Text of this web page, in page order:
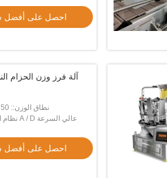
الكهرومغناطيسية المغناطيسية
الاهتزازية سلة التغذية
راي المفتش 70m / دقيقة أنظمة فحص
احصل على أفضل
آلة فرز وزن الحزام
نطاق الوزن:: 50 ~ 1500 جرام
نظام التحكم:: تحكم A / D عالي السرعة
احصل على أفضل